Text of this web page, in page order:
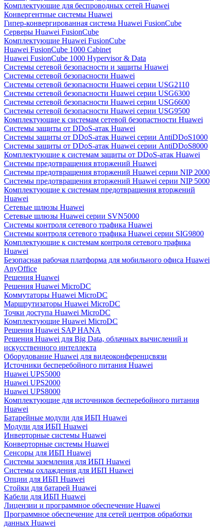
Комплектующие для беспроводных сетей Huawei
Конвергентные системы Huawei
Гипер-конвергированная система Huawei FusionCube
Серверы Huawei FusionCube
Комплектующие Huawei FusionCube
Huawei FusionCube 1000 Cabinet
Huawei FusionCube 1000 Hypervisor & Data
Системы сетевой безопасности и защиты Huawei
Системы сетевой безопасности Huawei
Системы сетевой безопасности Huawei серии USG2110
Системы сетевой безопасности Huawei серии USG6300
Системы сетевой безопасности Huawei серии USG6600
Системы сетевой безопасности Huawei серии USG9500
Комплектующие к системам сетевой безопастности Huawei
Системы защиты от DDoS-атак Huawei
Системы защиты от DDoS-атак Huawei серии AntiDDoS1000
Системы защиты от DDoS-атак Huawei серии AntiDDoS8000
Комплектующие к системам защиты от DDoS-атак Huawei
Системы предотвращения вторжений Huawei
Системы предотвращения вторжений Huawei серии NIP 2000
Системы предотвращения вторжений Huawei серии NIP 5000
Комплектующие к системам предотвращения вторжений
Huawei
Сетевые шлюзы Huawei
Сетевые шлюзы Huawei серии SVN5000
Системы контроля сетевого трафика Huawei
Системы контроля сетевого трафика Huawei серии SIG9800
Комплектующие к системам контроля сетевого трафика
Huawei
Безопасная рабочая платформа для мобильного офиса Huawei
AnyOffice
Решения Huawei
Решения Huawei MicroDC
Коммутаторы Huawei MicroDC
Маршрутизаторы Huawei MicroDC
Точки доступа Huawei MicroDC
Комплектующие Huawei MicroDC
Решения Huawei SAP HANA
Решения Huawei для Big Data, облачных вычислений и
искусственного интеллекта
Оборудование Huawei для видеоконференцсвязи
Источники бесперебойного питания Huawei
Huawei UPS5000
Huawei UPS2000
Huawei UPS8000
Комплектующие для источников бесперебойного питания
Huawei
Батарейные модули для ИБП Huawei
Модули для ИБП Huawei
Инверторные системы Huawei
Конверторные системы Huawei
Сенсоры для ИБП Huawei
Системы заземления для ИБП Huawei
Системы охлаждения для ИБП Huawei
Опции для ИБП Huawei
Стойки для батарей Huawei
Кабели для ИБП Huawei
Лицензии и программное обеспечение Huawei
Программное обеспечение для сетей центров обработки
данных Huawei